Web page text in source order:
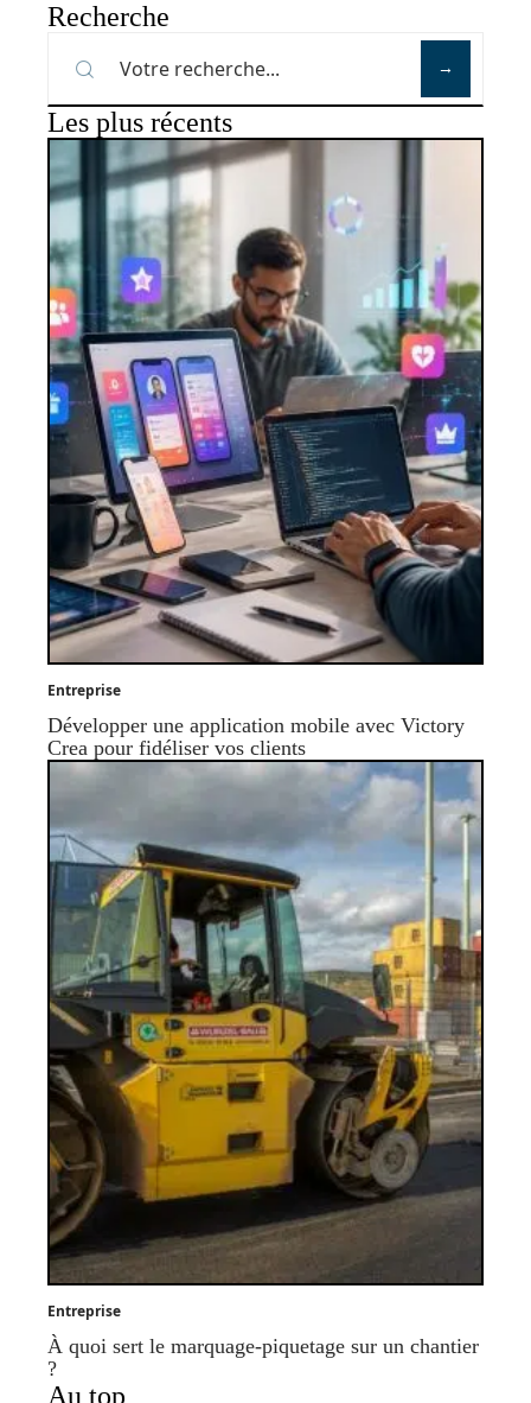
Recherche
Les plus récents
Entreprise
Développer une application mobile avec Victory
Crea pour fidéliser vos clients
Entreprise
À quoi sert le marquage-piquetage sur un chantier
?
Au top